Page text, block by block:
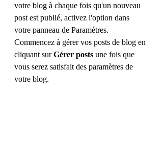
votre blog à chaque fois qu'un nouveau
post est publié, activez l'option dans
votre panneau de Paramètres.
Commencez à gérer vos posts de blog en
cliquant sur Gérer posts une fois que
vous serez satisfait des paramètres de
votre blog.